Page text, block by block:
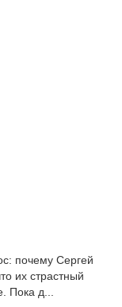
почему Сергей
их страстный
Пока д...